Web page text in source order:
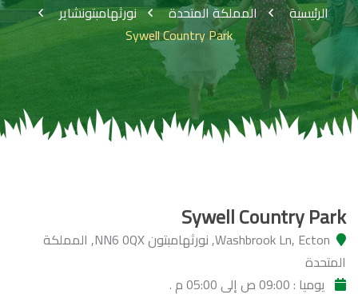
الرئيسية المملكة المتحدة
نورثهامبتونشاير
Sywell Country Park
Sywell Country Park
Washbrook Ln, Ecton, نورثهامبتون NN6 0QX, المملكة
المتحدة
يوميا : 09:00 ص إلى 05:00 م .